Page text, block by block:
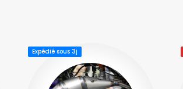
Expédié sous 3j